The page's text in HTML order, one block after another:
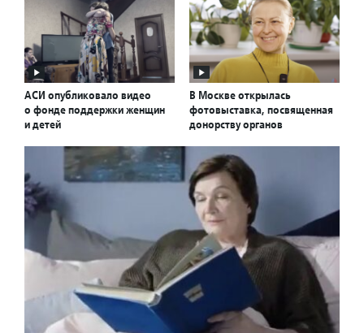
АСИ опубликовало видео
о фонде поддержки женщин
и детей
В Москве открылась
фотовыставка, посвященная
донорству органов